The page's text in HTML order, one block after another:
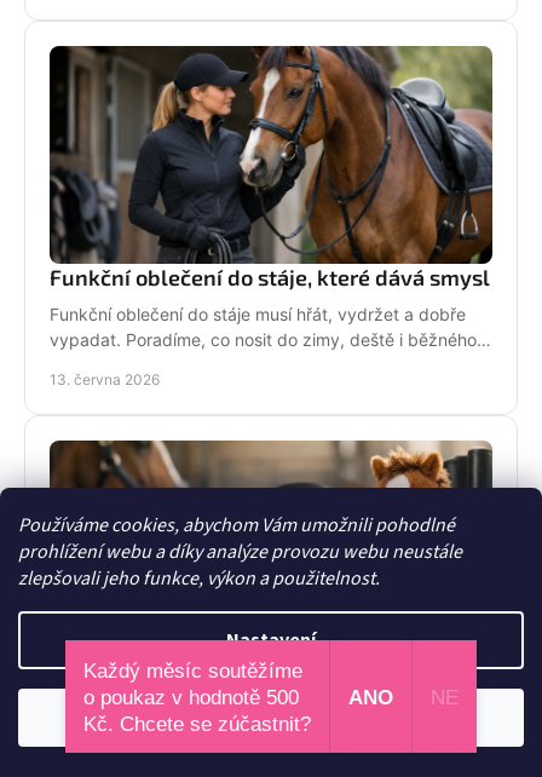
Používáme cookies, abychom Vám umožnili pohodlné
prohlížení webu a díky analýze provozu webu neustále
zlepšovali jeho funkce, výkon a použitelnost.
Nastavení
Odmítnout
Funkční oblečení do stáje, které dává smysl
Funkční oblečení do stáje musí hřát, vydržet a dobře
vypadat. Poradíme, co nosit do zimy, deště i běžného
13. června 2026
Průvodce dárky pro koňařku, co fakt potěší
Průvodce dárky pro koňařku, když nechcete sáhnout
vedle. Tipy na stylové, praktické i srdeční dárky do
stáje i na každý den.
Každý měsíc soutěžíme
o poukaz v hodnotě 500
Kč. Chcete se zúčastnit?
ANO NE